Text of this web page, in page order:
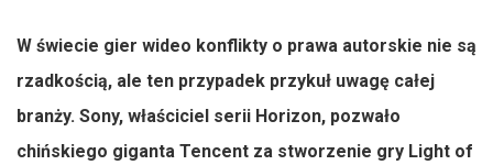
W świecie gier wideo konflikty o prawa autorskie nie są
rzadkością, ale ten przypadek przykuł uwagę całej
branży. Sony, właściciel serii Horizon, pozwało
chińskiego giganta Tencent za stworzenie gry Light of